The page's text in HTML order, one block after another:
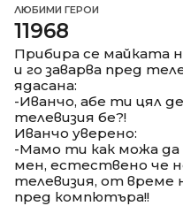
ЛЮБИМИ ГЕРОИ
11968
Прибира се майката
и го заварва пред
ядасана:
-Иванчо, абе ти цял
телевизия бе?!
Иванчо уверено:
-Мамо ти как можа да
мен, естествено че
телевизия, от време
пред компютъра!!